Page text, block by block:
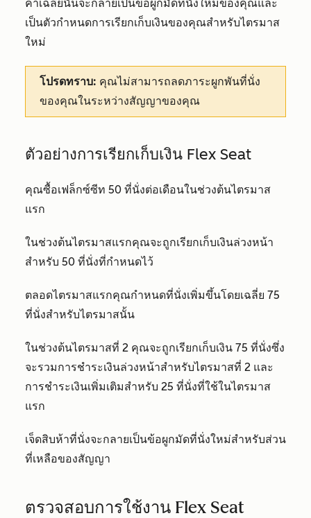
ค่าเฉลี่ยนั้นจะกลายเป็นข้อผูกมัดที่นั่งใหม่ของคุณและ
เป็นตัวกำหนดการเรียกเก็บเงินของคุณสำหรับไตรมาส
ใหม่
โปรดทราบ: คุณไม่สามารถลดภาระผูกพันที่นั่ง
ของคุณในระหว่างสัญญาของคุณ
ตัวอย่างการเรียกเก็บเงิน Flex Seat
คุณซื้อเฟล็กซ์ซีท 50 ที่นั่งต่อเดือนในช่วงต้นไตรมาส
แรก
ในช่วงต้นไตรมาสแรกคุณจะถูกเรียกเก็บเงินล่วงหน้า
สำหรับ 50 ที่นั่งที่กำหนดไว้
ตลอดไตรมาสแรกคุณกำหนดที่นั่งเพิ่มขึ้นโดยเฉลี่ย 75
ที่นั่งสำหรับไตรมาสนั้น
ในช่วงต้นไตรมาสที่ 2 คุณจะถูกเรียกเก็บเงิน 75 ที่นั่งซึ่ง
จะรวมการชำระเงินล่วงหน้าสำหรับไตรมาสที่ 2 และ
การชำระเงินเพิ่มเติมสำหรับ 25 ที่นั่งที่ใช้ในไตรมาส
แรก
เจ็ดสิบห้าที่นั่งจะกลายเป็นข้อผูกมัดที่นั่งใหม่สำหรับส่วน
ที่เหลือของสัญญา
ตรวจสอบการใช้งาน Flex Seat